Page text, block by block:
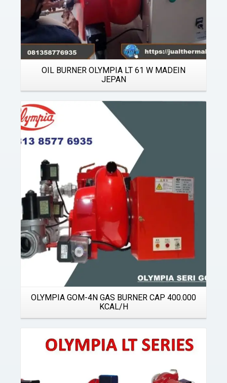
OIL BURNER OLYMPIA LT 61 W MADEIN
JEPAN
OLYMPIA GOM-4N GAS BURNER CAP 400.000
KCAL/H
Details